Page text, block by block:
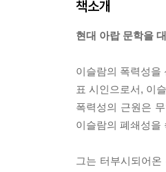
책소개
현대 아랍 문학을
이슬람의 폭력성을
표 시인으로서, 이
폭력성의 근원은
이슬람의 폐쇄성을
그는 터부시되어